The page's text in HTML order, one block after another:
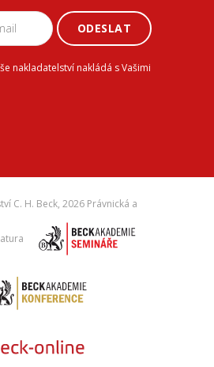
ODESLAT
nakladatelství nakládá s Vašimi
C. H. Beck, 2026 Právnická a